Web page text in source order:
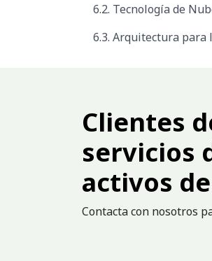
6.2. Tecnología de
6.3. Arquitectura para
Clientes
servicios
activos
Contacta con nosotros